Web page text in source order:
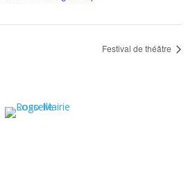
Festival de théâtre